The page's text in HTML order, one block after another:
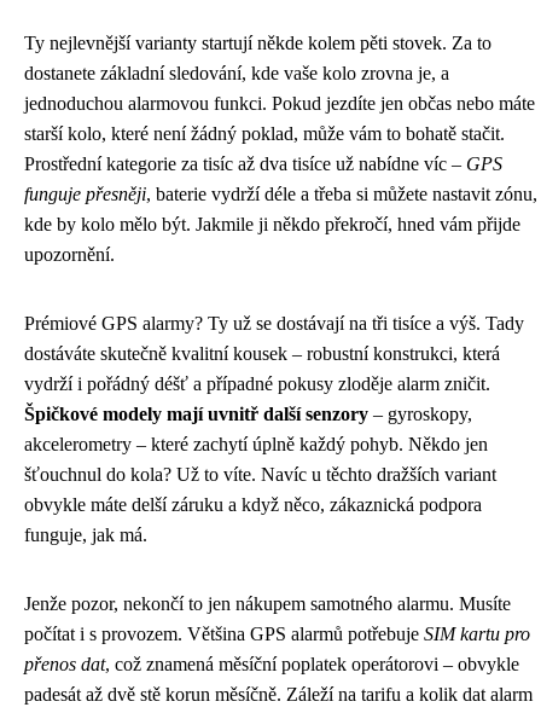
Ty nejlevnější varianty startují někde kolem pěti stovek. Za to
dostanete základní sledování, kde vaše kolo zrovna je, a
jednoduchou alarmovou funkci. Pokud jezdíte jen občas nebo máte
starší kolo, které není žádný poklad, může vám to bohatě stačit.
Prostřední kategorie za tisíc až dva tisíce už nabídne víc – GPS
funguje přesněji, baterie vydrží déle a třeba si můžete nastavit zónu,
kde by kolo mělo být. Jakmile ji někdo překročí, hned vám přijde
upozornění.
Prémiové GPS alarmy? Ty už se dostávají na tři tisíce a výš. Tady
dostáváte skutečně kvalitní kousek – robustní konstrukci, která
vydrží i pořádný déšť a případné pokusy zloděje alarm zničit.
Špičkové modely mají uvnitř další senzory – gyroskopy,
akcelerometry – které zachytí úplně každý pohyb. Někdo jen
šťouchnul do kola? Už to víte. Navíc u těchto dražších variant
obvykle máte delší záruku a když něco, zákaznická podpora
funguje, jak má.
Jenže pozor, nekončí to jen nákupem samotného alarmu. Musíte
počítat i s provozem. Většina GPS alarmů potřebuje SIM kartu pro
přenos dat, což znamená měsíční poplatek operátorovi – obvykle
padesát až dvě stě korun měsíčně. Záleží na tarifu a kolik dat alarm